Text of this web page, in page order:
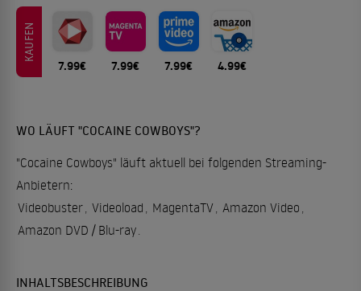
KAUFEN
7.99€ 7.99€ 7.99€ 4.99€
WO LÄUFT "COCAINE COWBOYS"?
"Cocaine Cowboys" läuft aktuell bei folgenden Streaming-
Anbietern:
Videobuster, Videoload , MagentaTV, Amazon Video ,
Amazon DVD / Blu-ray.
INHALTSBESCHREIBUNG